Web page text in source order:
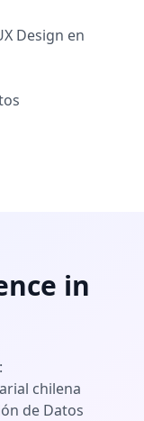
Design en
in
chilena
de Datos